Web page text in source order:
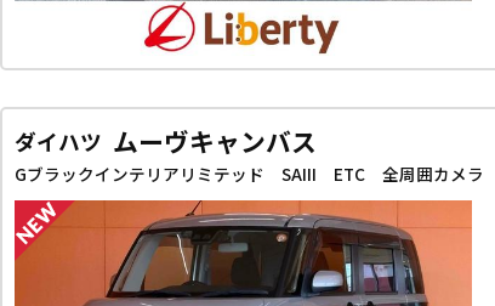
ダイハツ ムーヴキャンバス